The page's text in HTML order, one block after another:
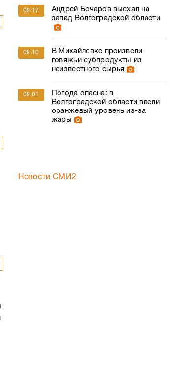
неизвестного сырья
Погода опасна: в
Волгоградской области ввели
оранжевый уровень из-за
Новости СМИ2